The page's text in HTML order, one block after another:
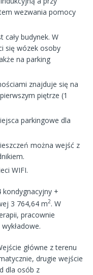
wezwania pomocy
budynek. W
się wózek osoby
na parking
znajduje się na
piętrze (1
parkingowe dla
można wejść z
WIFI.
kondygnacyjny +
3 764,64 m2. W
pracownie
główne z terenu
drugie wejście
dla osób z